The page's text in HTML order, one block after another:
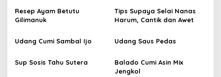
g
a
s
p
Resep Ayam Betutu
Gilimanuk
Tips Supaya Selai Nanas
Harum, Cantik dan Awet
Udang Cumi Sambal Ijo Udang Saus Pedas
Sup Sosis Tahu Sutera
Balado Cumi Asin Mix
Jengkol